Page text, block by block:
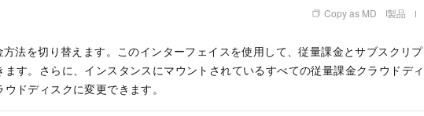
Copy as MD 製品
法を切り替えます。このインターフェイスを使用して、従量課金とサブスクリプ
す。さらに、インスタンスにマウントされているすべての従量課金クラウドディ
ドディスクに変更できます。